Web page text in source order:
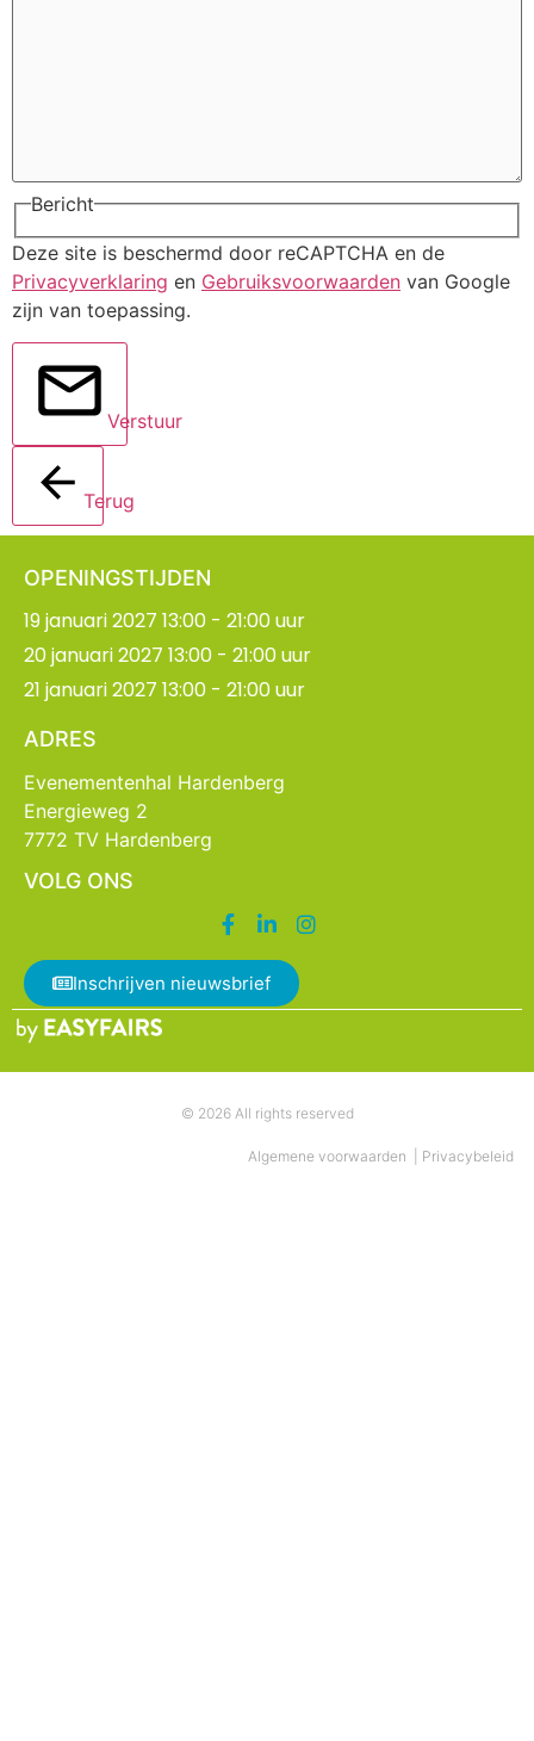
Bericht
Deze site is beschermd door reCAPTCHA en de
Privacyverklaring en Gebruiksvoorwaarden van Google
zijn van toepassing.
Verstuur
Terug
OPENINGSTIJDEN
19 januari 2027 13:00 - 21:00 uur
20 januari 2027 13:00 - 21:00 uur
21 januari 2027 13:00 - 21:00 uur
ADRES
Evenementenhal Hardenberg
Energieweg 2
7772 TV Hardenberg
VOLG ONS
Inschrijven nieuwsbrief
© 2026 All rights reserved
Algemene voorwaarden Privacybeleid